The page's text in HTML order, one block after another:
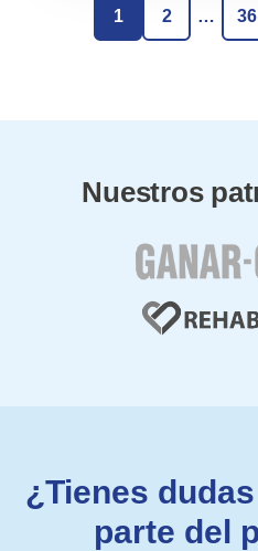
Página
1 Página
2 … 36
Nuestros
¿Tienes
parte del